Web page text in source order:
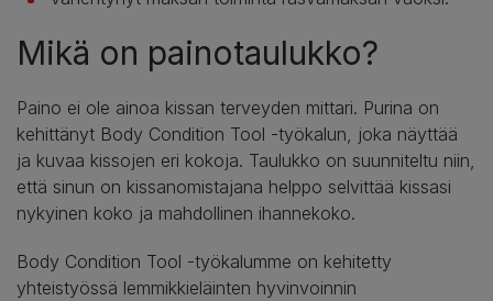
Mikä on painotaulukko?
Paino ei ole ainoa kissan terveyden mittari. Purina on
kehittänyt Body Condition Tool -työkalun, joka näyttää
ja kuvaa kissojen eri kokoja. Taulukko on suunniteltu niin,
että sinun on kissanomistajana helppo selvittää kissasi
nykyinen koko ja mahdollinen ihannekoko.
Body Condition Tool -työkalumme on kehitetty
yhteistyössä lemmikkieläinten hyvinvoinnin